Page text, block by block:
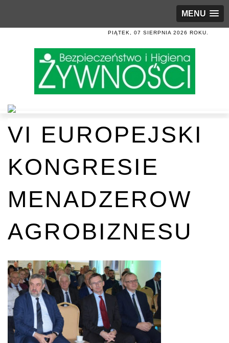
MENU
PIĄTEK, 07 SIERPNIA 2026 ROKU.
VI EUROPEJSKI
KONGRESIE
MENADZEROW
AGROBIZNESU